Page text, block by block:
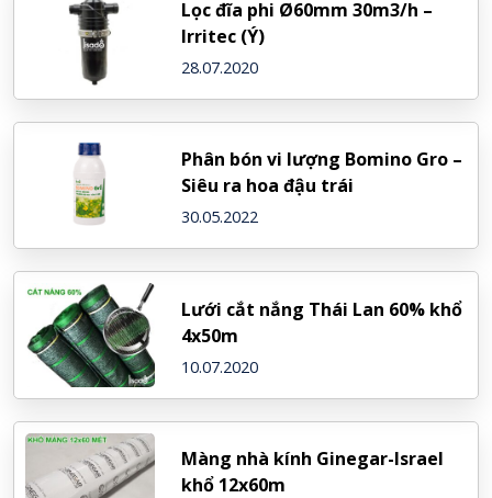
Lọc đĩa phi Ø60mm 30m3/h –
Irritec (Ý)
28.07.2020
Phân bón vi lượng Bomino Gro –
Siêu ra hoa đậu trái
30.05.2022
Lưới cắt nắng Thái Lan 60% khổ
4x50m
10.07.2020
Màng nhà kính Ginegar-Israel
khổ 12x60m